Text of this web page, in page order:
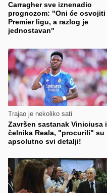
Carragher sve iznenadio
prognozom: "Oni će osvojiti
Premier ligu, a razlog je
jednostavan"
Trajao je nekoliko sati
Završen sastanak Viniciusa i
čelnika Reala, "procurili" su
apsolutno svi detalji!